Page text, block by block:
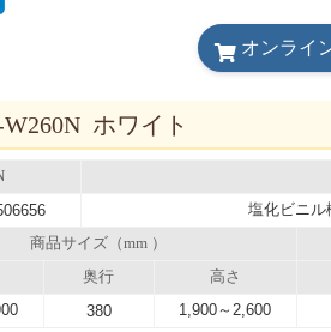
オンライ
ホワイト
塩化ビニル
商品サイズ（mm ）
奥行 高さ
380 1,900～2,600